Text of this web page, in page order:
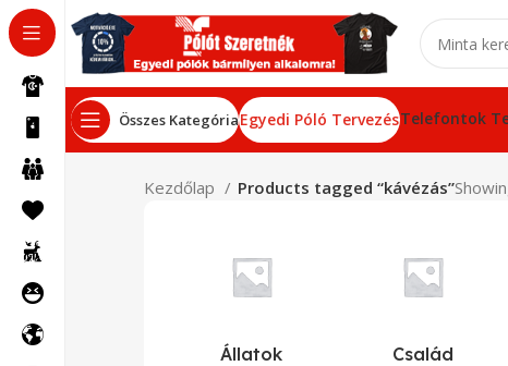
Összes KategóriaEgyedi Póló TervezésTelefontok
Kezdőlap Products tagged “kávézás”
Állatok Család